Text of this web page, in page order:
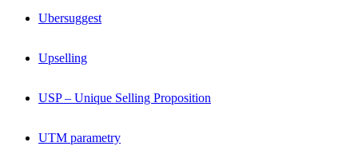
Ubersuggest
Upselling
USP – Unique Selling Proposition
UTM parametry